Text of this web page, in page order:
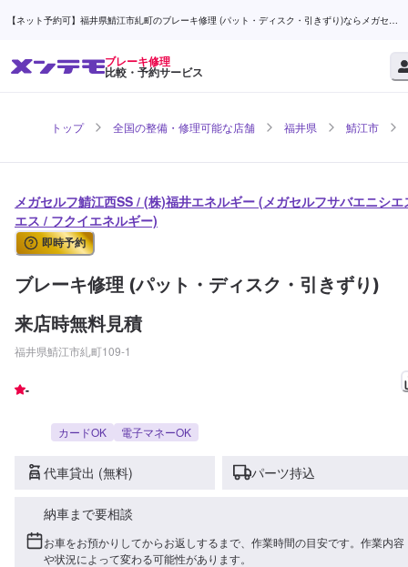
【ネット予約可】福井県鯖江市糺町のブレーキ修理 (パット・ディスク・引きずり)ならメガセル
ブレーキ修理
比較・予約サービス
トップ 全国の整備・修理可能な店舗 福井県 鯖江市
メガセルフ鯖江西SS / (株)福井エネルギー (メガセルフサバエニシエ
エス / フクイエネルギー)
即時予約
ブレーキ修理 (パット・ディスク・引きずり)
来店時無料見積
福井県鯖江市糺町109-1
-
カードOK 電子マネーOK
代車貸出 (無料) パーツ持込
納車まで要相談
お車をお預かりしてからお返しするまで、作業時間の目安です。作業内容
や状況によって変わる可能性があります。